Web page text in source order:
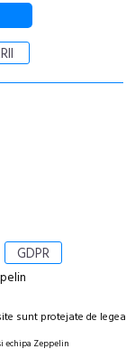
GDPR
sunt protejate de legea
echipa Zeppelin